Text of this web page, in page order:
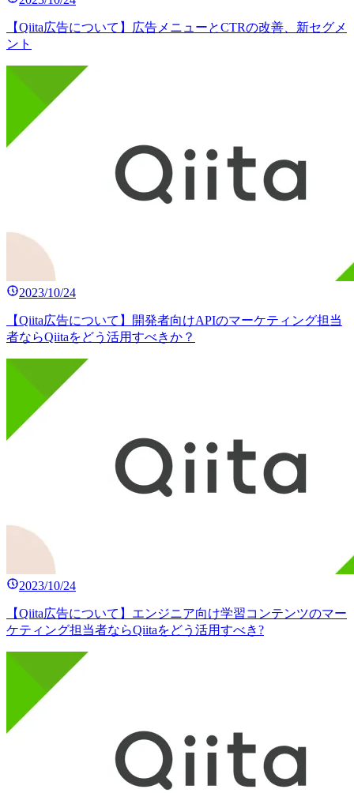
【Qiita広告について】広告メニューとCTRの改善、新セグメ
ント
2023/10/24
【Qiita広告について】開発者向けAPIのマーケティング担当
者ならQiitaをどう活用すべきか？
2023/10/24
【Qiita広告について】エンジニア向け学習コンテンツのマー
ケティング担当者ならQiitaをどう活用すべき?